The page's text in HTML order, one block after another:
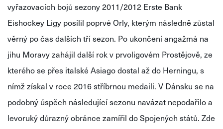
vyřazovacích bojů sezony 2011/2012 Erste Bank
Eishockey Ligy posílil poprvé Orly, kterým následně zůstal
věrný po čas dalších tří sezon. Po ukončení angažmá na
jihu Moravy zahájil další rok v prvoligovém Prostějově, ze
kterého se přes italské Asiagodostal až do Herningu, s
nímž získal v roce 2016 stříbrnou medaili. V Dánsku se na
podobný úspěch následující sezonu navázat nepodařilo a
levoruký důrazný obránce zamířil do Spojených států. Zde